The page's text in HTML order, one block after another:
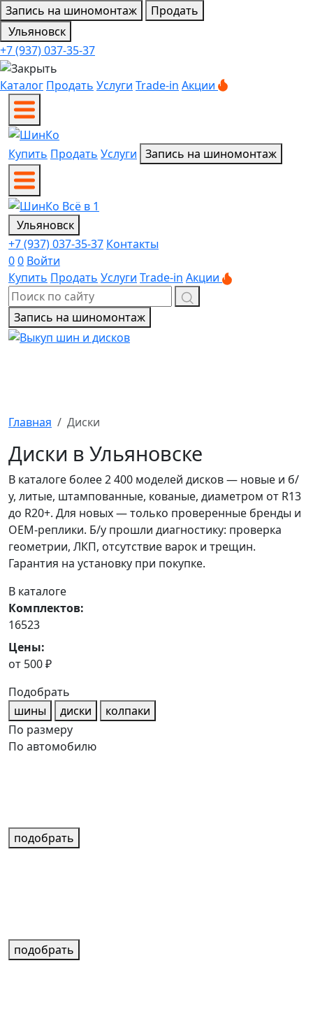
Запись на шиномонтаж
Продать
Ульяновск
+7 (937) 037-35-37
Каталог Продать Услуги Trade-in Акции
Купить Продать Услуги Запись на шиномонтаж
Ульяновск
+7 (937) 037-35-37 Контакты
00 Войти
Купить Продать Услуги Trade-in Акции
Запись на шиномонтаж
Главная Диски
Диски в Ульяновске
В каталоге более 2 400 моделей дисков — новые и б/
у, литые, штампованные, кованые, диаметром от R13
до R20+. Для новых — только проверенные бренды и
OEM-реплики. Б/у прошли диагностику: проверка
геометрии, ЛКП, отсутствие варок и трещин.
Гарантия на установку при покупке.
В каталоге
Комплектов:
16523
Цены:
от 500 ₽
Подобрать
шины
диски
колпаки
По размеру
По автомобилю
подобрать
подобрать